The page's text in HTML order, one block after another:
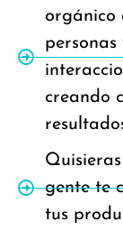
orgánico
creando
gente te
tus